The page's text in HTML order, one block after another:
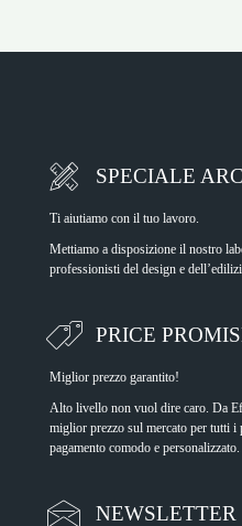
SPECIALE
Ti aiutiamo con il tuo lavoro.
Mettiamo a disposizione il nostro
professionisti del design e
PRICE
Miglior prezzo garantito!
Alto livello non vuol dire caro. Da
miglior prezzo sul mercato per tutti
pagamento comodo e personalizzato.
NEWSLETTER